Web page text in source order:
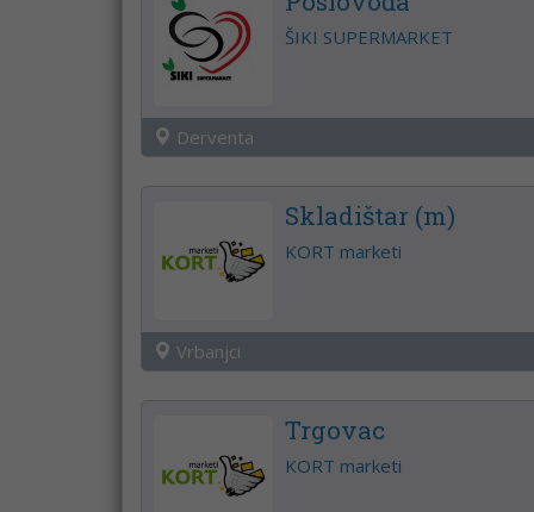
ŠIKI SUPERMARKET
Derventa
Skladištar (m)
KORT marketi
Vrbanjci
Trgovac
KORT marketi